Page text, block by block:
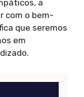
a
com o bem-
que seremos
em